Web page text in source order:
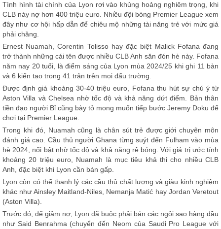
Tình hình tài chính của Lyon rơi vào khủng hoảng nghiêm trọng, khi
CLB này nợ hơn 400 triệu euro. Nhiều đội bóng Premier League xem
đây như cơ hội hấp dẫn để chiêu mộ những tài năng trẻ với mức giá
phải chăng.
Ernest Nuamah, Corentin Tolisso hay đặc biệt Malick Fofana đang
trở thành những cái tên được nhiều CLB Anh săn đón hè này. Fofana
năm nay 20 tuổi, là điểm sáng của Lyon mùa 2024/25 khi ghi 11 bàn
và 6 kiến tạo trong 41 trận trên mọi đấu trường.
Được định giá khoảng 30-40 triệu euro, Fofana thu hút sự chú ý từ
Aston Villa và Chelsea nhờ tốc độ và khả năng dứt điểm. Bản thân
tiền đạo người Bỉ cũng bày tỏ mong muốn tiếp bước Jeremy Doku để
chơi tại Premier League.
Trong khi đó, Nuamah cũng là chân sút trẻ được giới chuyên môn
đánh giá cao. Cầu thủ người Ghana từng suýt đến Fulham vào mùa
hè 2024, nổi bật nhờ tốc độ và khả năng rê bóng. Với giá trị ước tính
khoảng 20 triệu euro, Nuamah là mục tiêu khả thi cho nhiều CLB
Anh, đặc biệt khi Lyon cần bán gấp.
Lyon còn có thể thanh lý các cầu thủ chất lượng và giàu kinh nghiệm
khác như Ainsley Maitland-Niles, Nemanja Matić hay Jordan Veretout
(Aston Villa).
Trước đó, để giảm nợ, Lyon đã buộc phải bán các ngôi sao hàng đầu
như Said Benrahma (chuyển đến Neom của Saudi Pro League với